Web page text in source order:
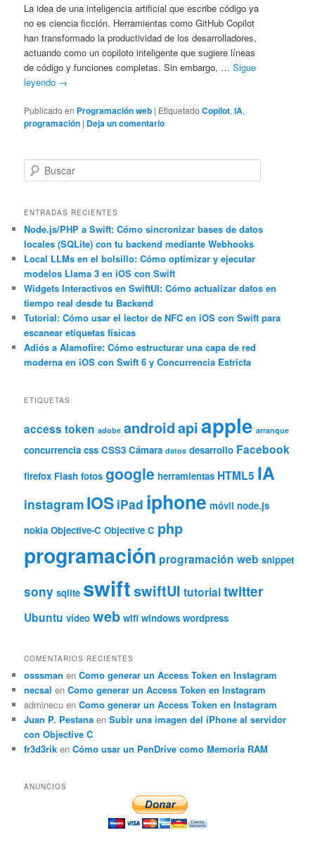
La idea de una inteligencia artificial que escribe código ya
no es ciencia ficción. Herramientas como GitHub Copilot
han transformado la productividad de los desarrolladores,
actuando como un copiloto inteligente que sugiere líneas
de código y funciones completas. Sin embargo, …Sigue
leyendo →
Publicado en Programación web | Etiquetado Copilot,IA,
programación | Deja un comentario
u
c
a
r
ENTRADAS RECIENTES
Node.js/PHP a Swift: Cómo sincronizar bases de datos
locales (SQLite) con tu backend mediante Webhooks
Local LLMs en el bolsillo: Cómo optimizar y ejecutar
modelos Llama 3 en iOS con Swift
Widgets Interactivos en SwiftUI: Cómo actualizar datos en
tiempo real desde tu Backend
Tutorial: Cómo usar el lector de NFC en iOS con Swift para
escanear etiquetas físicas
Adiós a Alamofire: Cómo estructurar una capa de red
moderna en iOS con Swift 6 y Concurrencia Estricta
ETIQUETAS
access token adobe androidapiapple arranque
concurrencia css CSS3 Cámara datos desarrollo Facebook
firefox Flash fotos google herramientas HTML5 IA
instagram IOS iPad iphone móvil node.js
nokia Objective-C Objective C php
programación programación web snippet
sony sqlite swiftswiftUI tutorialtwitter
Ubuntu vídeo web wifi windows wordpress
COMENTARIOS RECIENTES
osssman enComo generar un Access Token en Instagram
necsal enComo generar un Access Token en Instagram
adminecu enComo generar un Access Token en Instagram
Juan P. Pestana enSubir una imagen del iPhone al servidor
con Objective C
fr3d3rik enCómo usar un PenDrive como Memoria RAM
ANUNCIOS